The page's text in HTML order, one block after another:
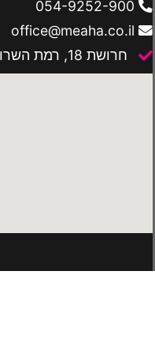
חרושת 18, רמת השרון